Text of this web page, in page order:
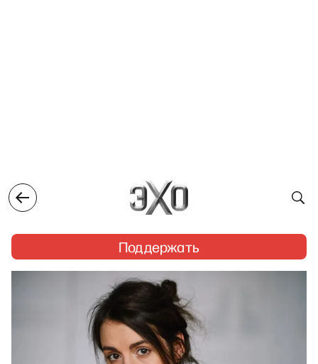
Поддержать